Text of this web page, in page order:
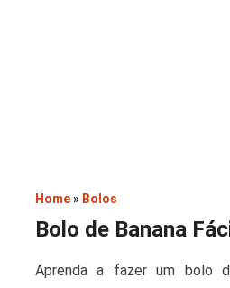
Home » Bolos
Bolo de Banana
Aprenda a fazer um bolo